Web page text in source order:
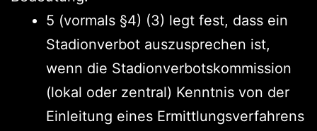
5 (vormals §4) (3) legt fest, dass ein
Stadionverbot auszusprechen ist,
wenn die Stadionverbotskommission
(lokal oder zentral) Kenntnis von der
Einleitung eines Ermittlungsverfahrens